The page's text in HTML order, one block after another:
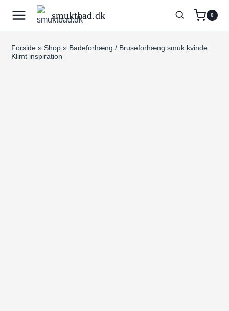
indhold
smuktbad.dk 0
Forside » Shop » Badeforhæng / Bruseforhæng smuk kvinde
Klimt inspiration